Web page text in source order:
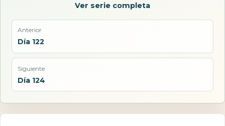
Ver serie completa
Anterior
Día 122
Siguiente
Día 124